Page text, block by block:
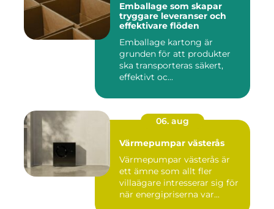
Emballage som skapar
tryggare leveranser och
effektivare flöden
Emballage kartong är
grunden för att produkter
ska transporteras säkert,
effektivt oc...
06. aug
Värmepumpar västerås
Värmepumpar västerås är
ett ämne som allt fler
villaägare intresserar sig för
när energipriserna var...